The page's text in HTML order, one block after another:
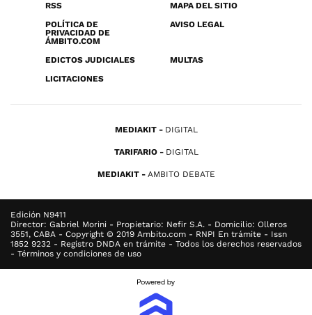
RSS
MAPA DEL SITIO
POLÍTICA DE
PRIVACIDAD DE
ÁMBITO.COM
AVISO LEGAL
EDICTOS JUDICIALES
MULTAS
LICITACIONES
MEDIAKIT DIGITAL
TARIFARIO DIGITAL
MEDIAKIT AMBITO DEBATE
Edición N9411
Director: Gabriel Morini - Propietario: Nefir S.A. - Domicilio: Olleros
3551, CABA - Copyright © 2019 Ambito.com - RNPI En trámite - Issn
1852 9232 - Registro DNDA en trámite - Todos los derechos reservados
- Términos y condiciones de uso